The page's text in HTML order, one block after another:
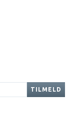
TILMELD